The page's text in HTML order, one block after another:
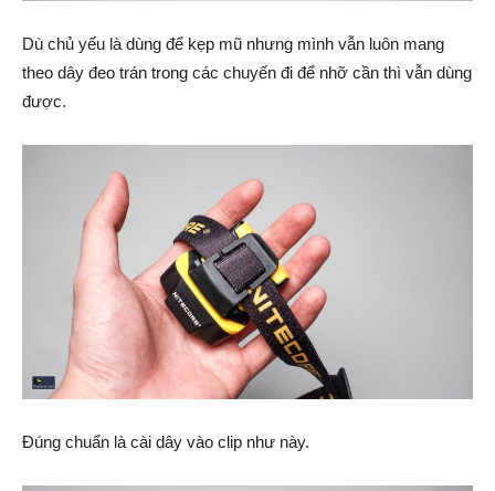
Dù chủ yếu là dùng để kẹp mũ nhưng mình vẫn luôn mang
theo dây đeo trán trong các chuyến đi để nhỡ cần thì vẫn dùng
được.
Đúng chuẩn là cài dây vào clip như này.